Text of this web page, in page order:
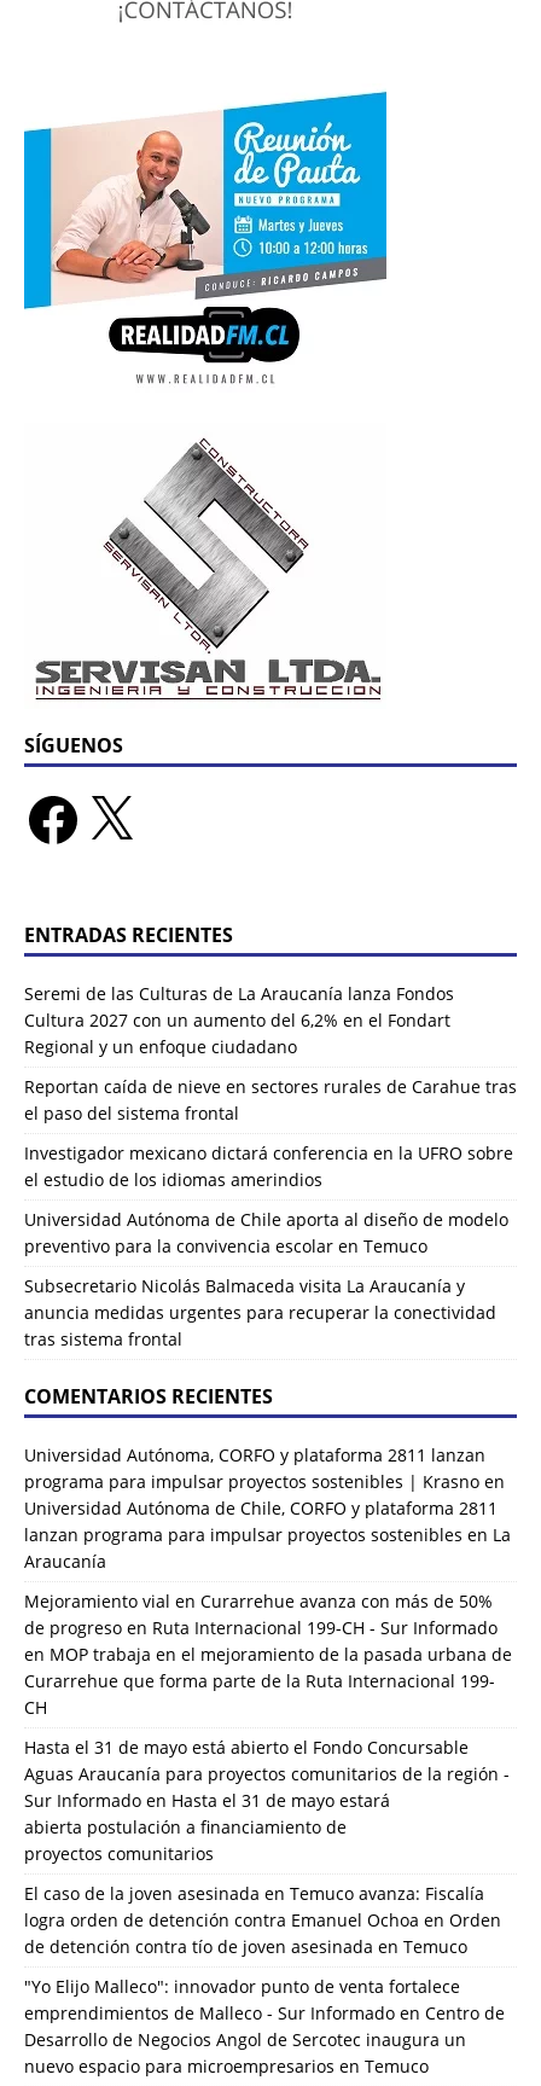
SÍGUENOS
ENTRADAS RECIENTES
Seremi de las Culturas de La Araucanía lanza Fondos
Cultura 2027 con un aumento del 6,2% en el Fondart
Regional y un enfoque ciudadano
Reportan caída de nieve en sectores rurales de Carahue tras
el paso del sistema frontal
Investigador mexicano dictará conferencia en la UFRO sobre
el estudio de los idiomas amerindios
Universidad Autónoma de Chile aporta al diseño de modelo
preventivo para la convivencia escolar en Temuco
Subsecretario Nicolás Balmaceda visita La Araucanía y
anuncia medidas urgentes para recuperar la conectividad
tras sistema frontal
COMENTARIOS RECIENTES
Universidad Autónoma, CORFO y plataforma 2811 lanzan
programa para impulsar proyectos sostenibles | Krasno en
Universidad Autónoma de Chile, CORFO y plataforma 2811
lanzan programa para impulsar proyectos sostenibles en La
Araucanía
Mejoramiento vial en Curarrehue avanza con más de 50%
de progreso en Ruta Internacional 199-CH - Sur Informado
en MOP trabaja en el mejoramiento de la pasada urbana de
Curarrehue que forma parte de la Ruta Internacional 199-
CH
Hasta el 31 de mayo está abierto el Fondo Concursable
Aguas Araucanía para proyectos comunitarios de la región -
Sur Informado en Hasta el 31 de mayo estará
abierta postulación a financiamiento de
proyectos comunitarios
El caso de la joven asesinada en Temuco avanza: Fiscalía
logra orden de detención contra Emanuel Ochoa en Orden
de detención contra tío de joven asesinada en Temuco
"Yo Elijo Malleco": innovador punto de venta fortalece
emprendimientos de Malleco - Sur Informado en Centro de
Desarrollo de Negocios Angol de Sercotec inaugura un
nuevo espacio para microempresarios en Temuco